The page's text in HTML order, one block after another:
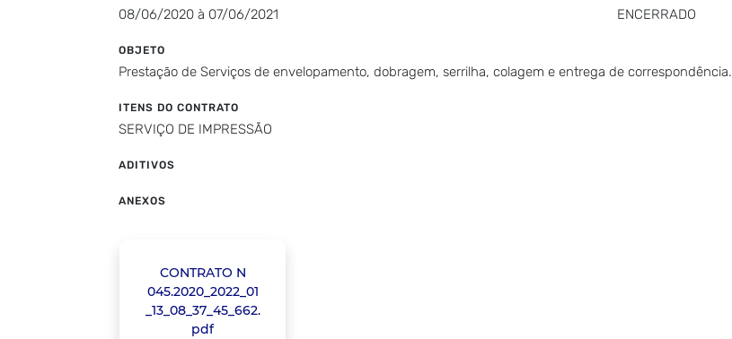
08/06/2020 à 07/06/2021 ENCERRADO
OBJETO
Prestação de Serviços de envelopamento, dobragem, serrilha, colagem e entrega de correspondência.
ITENS DO CONTRATO
SERVIÇO DE IMPRESSÃO
ADITIVOS
ANEXOS
CONTRATO N
045.2020_2022_01
_13_08_37_45_662.
pdf